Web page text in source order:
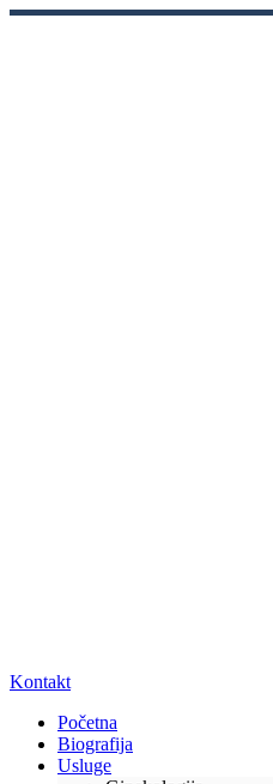
Kontakt
Početna
Biografija
Usluge